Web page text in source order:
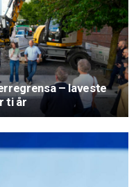
– laveste
ti år